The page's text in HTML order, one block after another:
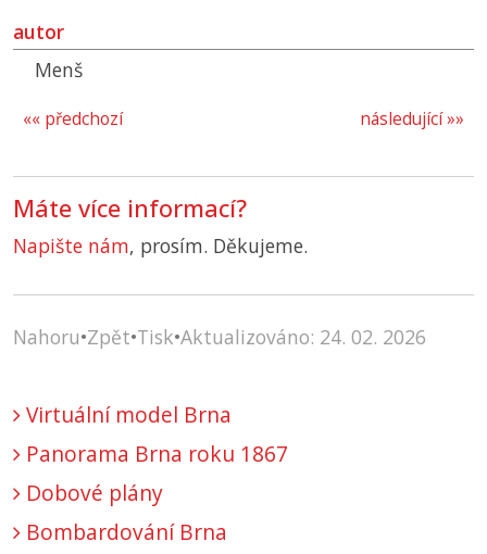
autor
Menš
následující »»
«« předchozí
Máte více informací?
Napište nám, prosím. Děkujeme.
Nahoru•Zpět•Tisk•Aktualizováno: 24. 02. 2026
Virtuální model Brna
Panorama Brna roku 1867
Dobové plány
Bombardování Brna